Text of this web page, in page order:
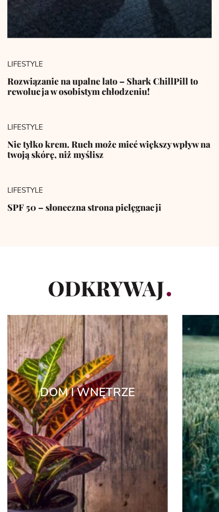
LIFESTYLE
Rozwiązanie na upalne lato – Shark ChillPill to
rewolucja w osobistym chłodzeniu!
LIFESTYLE
Nie tylko krem. Ruch może mieć większy wpływ na
twoją skórę, niż myślisz
LIFESTYLE
SPF 50 – słoneczna strona pielęgnacji
ODKRYWAJ
DOM I WNĘTRZE